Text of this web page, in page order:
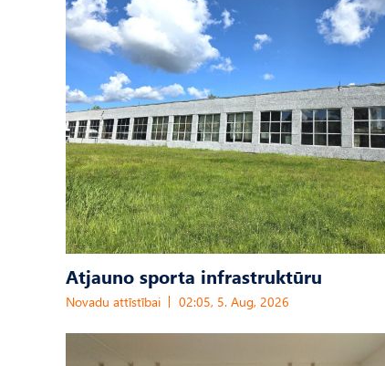
Atjauno sporta infrastruktūru
Novadu attīstībai 02:05, 5. Aug, 2026